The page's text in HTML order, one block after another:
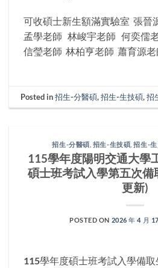
可收碩士新生額滿實驗室 張晉
孟學老師 林峻宇老師 何奕儒
信瑩老師 林柏亨老師 蕭育源老
Posted in招生-分醫碩,招生-生技碩,招
招生-分醫碩 招生-生技碩 ,招生-
115學年度陽明交通大學
碩士班考試入學第五次
更新)
POSTED ON 2026 年 4 月
115學年度碩士班考試入學備